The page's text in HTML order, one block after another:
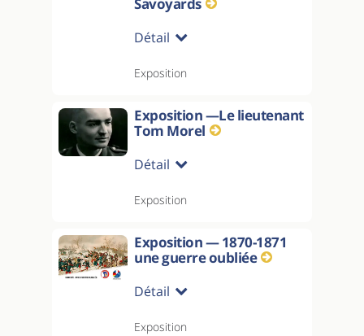
Détail
Exposition
Exposition —Le lieutenant
Tom Morel
Détail
Exposition
Exposition — 1870-1871
une guerre oubliée
Détail
Exposition